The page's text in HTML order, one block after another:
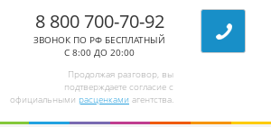
Продолжая разговор, вы
подтверждаете согласие с
официальными расценками агентства.
8 800 700-70-92
ЗВОНОК ПО РФ БЕСПЛАТНЫЙ
С 8:00 ДО 20:00